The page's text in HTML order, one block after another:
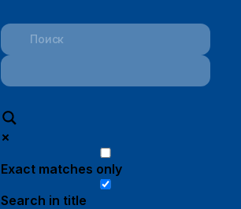
Exact matches only
Search in title